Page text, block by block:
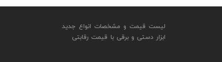
لیست قیمت و مشخصات انواع جدید
ابزار دستی و برقی ​​​​​​​با قیمت رقابتی